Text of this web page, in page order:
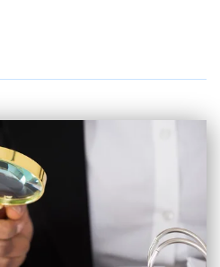
открытости